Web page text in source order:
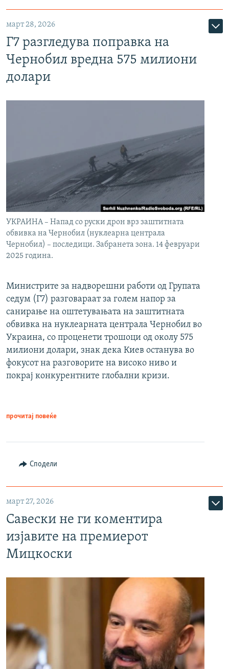
март 28, 2026
Г7 разгледува поправка на
Чернобил вредна 575 милиони
долари
УКРАИНА – Напад со руски дрон врз заштитната
обвивка на Чернобил (нуклеарна централа
Чернобил) – последици. Забранета зона. 14 февруари
2025 година.
Министрите за надворешни работи од Групата
седум (Г7) разговараат за голем напор за
санирање на оштетувањата на заштитната
обвивка на нуклеарната централа Чернобил во
Украина, со проценети трошоци од околу 575
милиони долари, знак дека Киев останува во
фокусот на разговорите на високо ниво и
покрај конкурентните глобални кризи.
прочитај повеќе
Сподели
март 27, 2026
Савески не ги коментира
изјавите на премиерот
Мицкоски